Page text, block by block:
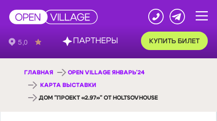
КУПИТЬ БИЛЕТ
ГЛАВНАЯ OPEN VILLAGE ЯНВАРЬ'24
КАРТА ВЫСТАВКИ
ДОМ "ПРОЕКТ «2.97»" ОТ HOLTSOVHOUSE